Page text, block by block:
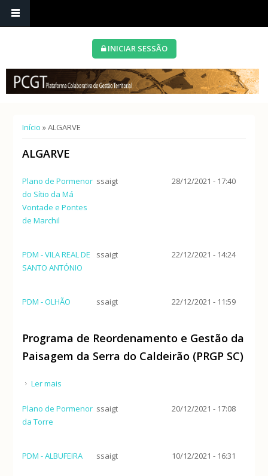
INICIAR SESSÃO
Está aqui
Início » ALGARVE
ALGARVE
Plano de Pormenor
do Sítio da Má
Vontade e Pontes
de Marchil
ssaigt 28/12/2021 - 17:40
PDM - VILA REAL DE
SANTO ANTÓNIO
ssaigt 22/12/2021 - 14:24
PDM - OLHÃO ssaigt 22/12/2021 - 11:59
Programa de Reordenamento e Gestão da
Paisagem da Serra do Caldeirão (PRGP SC)
Ler mais
Plano de Pormenor
da Torre
ssaigt 20/12/2021 - 17:08
PDM - ALBUFEIRA ssaigt 10/12/2021 - 16:31